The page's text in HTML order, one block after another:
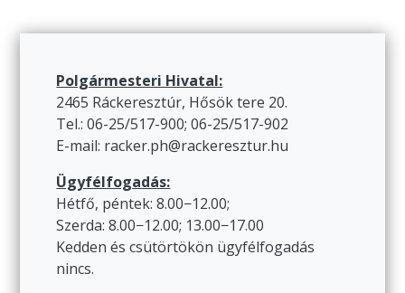
Polgármesteri Hivatal:
2465 Ráckeresztúr, Hősök tere 20.
Tel.: 06-25/517-900; 06-25/517-902
E-mail: racker.ph@rackeresztur.hu
Ügyfélfogadás:
Hétfő, péntek: 8.00−12.00;
Szerda: 8.00−12.00; 13.00−17.00
Kedden és csütörtökön ügyfélfogadás
nincs.